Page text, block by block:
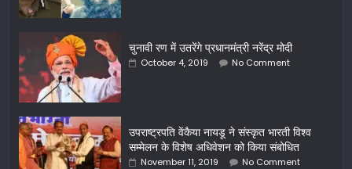
चुनावी रण में उतरेंगे प्रधानमंत्री नरेंद्र मोदी
October 4, 2019 No Comment
उपराष्ट्रपति वेंकैया नायडू ने संस्कृत भारती विश्व
सम्मेलन के विशेष अधिवेशन को किया संबोधित
November 11, 2019 No Comment